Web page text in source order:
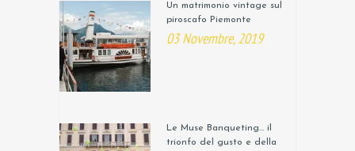
Un matrimonio vintage sul
piroscafo Piemonte
03 Novembre, 2019
Le Muse Banqueting… il
trionfo del gusto e della